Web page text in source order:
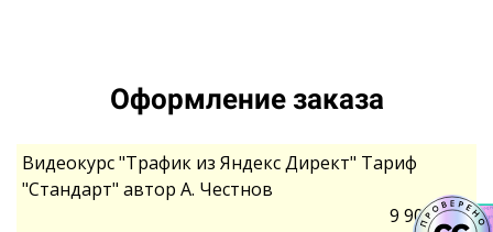
Оформление заказа
Видеокурс "Трафик из Яндекс Директ" Тариф
"Стандарт" автор А. Честнов
9 900 руб.